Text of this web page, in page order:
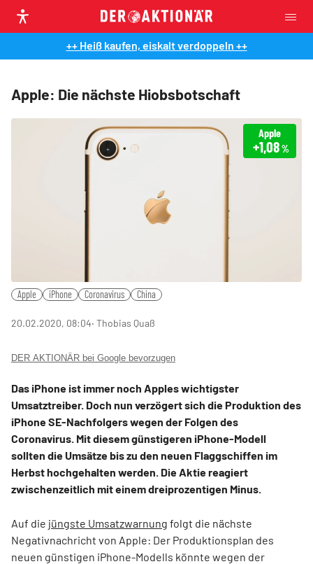
++ Heiß kaufen, eiskalt verdoppeln ++
Apple: Die nächste Hiobsbotschaft
Apple
+1,08%
Apple iPhone Coronavirus China
20.02.2020, 08:04‧ Thobias Quaß
DER AKTIONÄR bei Google bevorzugen
Das iPhone ist immer noch Apples wichtigster
Umsatztreiber. Doch nun verzögert sich die Produktion des
iPhone SE-Nachfolgers wegen der Folgen des
Coronavirus. Mit diesem günstigeren iPhone-Modell
sollten die Umsätze bis zu den neuen Flaggschiffen im
Herbst hochgehalten werden. Die Aktie reagiert
zwischenzeitlich mit einem dreiprozentigen Minus.
Auf die jüngste Umsatzwarnung folgt die nächste
Negativnachricht von Apple: Der Produktionsplan des
neuen günstigen iPhone-Modells könnte wegen der